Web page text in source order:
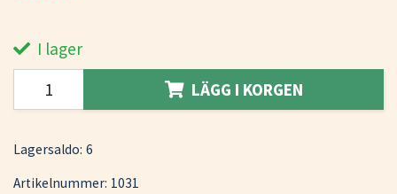
I lager
LÄGG I KORGEN
Lagersaldo: 6
Artikelnummer: 1031